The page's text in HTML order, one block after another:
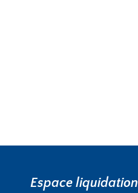
Espace liquidation